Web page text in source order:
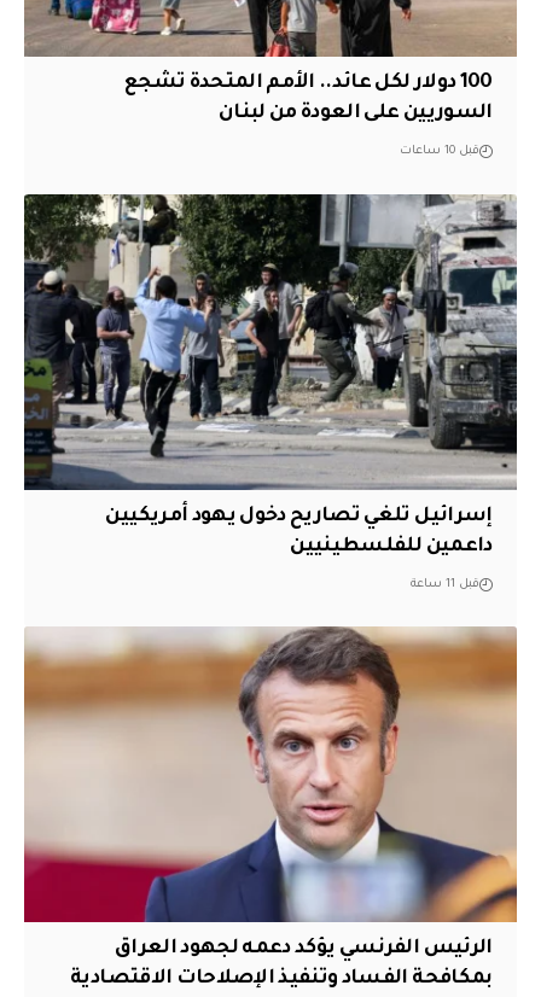
100 دولار لكل عائد.. الأمم المتحدة تشجع
السوريين على العودة من لبنان
قبل 10 ساعات
إسرائيل تلغي تصاريح دخول يهود أمريكيين
داعمين للفلسطينيين
قبل 11 ساعة
الرئيس الفرنسي يؤكد دعمه لجهود العراق
بمكافحة الفساد وتنفيذ الإصلاحات الاقتصادية